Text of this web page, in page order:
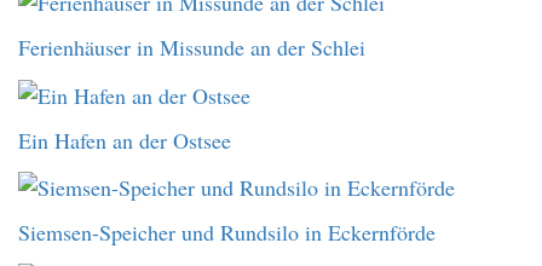
Ferienhäuser in Missunde an der Schlei
Ein Hafen an der Ostsee
Siemsen-Speicher und Rundsilo in Eckernförde